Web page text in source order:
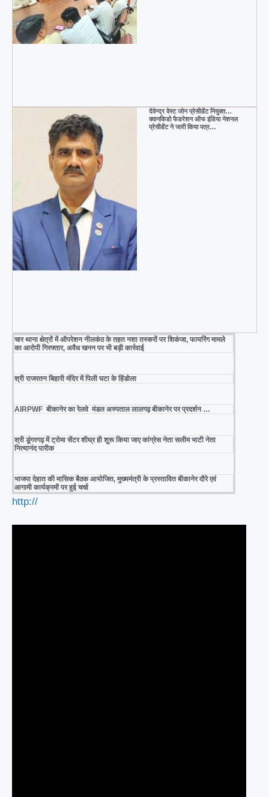
देवेन्द्र वेस्ट जोन प्रेसीडेंट नियुक्त…
क्वानकिडो फैडरेशन ऑफ इंडिया नेशनल
प्रेसीडेंट ने जारी किया पत्र…
चार थाना क्षेत्रों में ऑपरेशन नीलकंठ के तहत नशा तस्करों पर शिकंजा, फायरिंग मामले
का आरोपी गिरफ्तार, अवैध खनन पर भी बड़ी कार्रवाई
श्री राजरतन बिहारी मंदिर में पिली घटा के हिंडोला
AIRPWF बीकानेर का रेलवे मंडल अस्पताल लालगढ़ बीकानेर पर प्रदर्शन …
श्री डूंगरगढ़ में ट्रोमा सेंटर शीघ्र ही शुरू किया जाए कांग्रेस नेता सलीम भाटी नेता
नित्यानंद पारीक
भाजपा देहात की मासिक बैठक आयोजित, मुख्यमंत्री के प्रस्तावित बीकानेर दौरे एवं
आगामी कार्यक्रमों पर हुई चर्चा
http://